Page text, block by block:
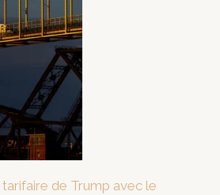
de Trump avec le